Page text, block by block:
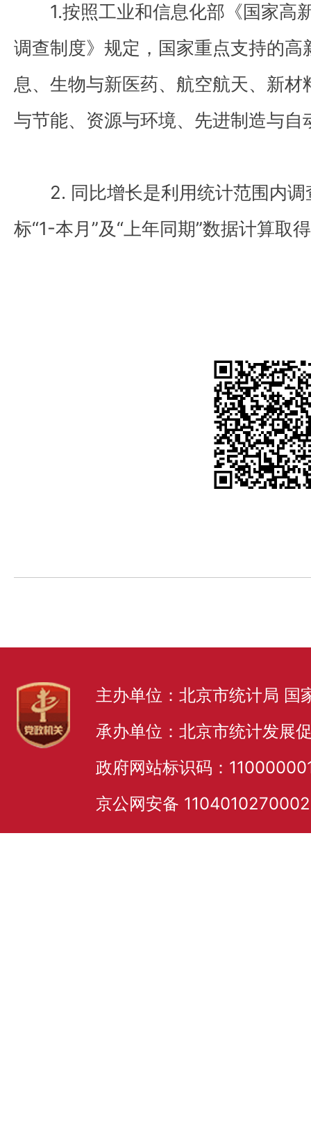
1.按照工业和信息化部《国家高
调查制度》规定，国家重点支持的高
息、生物与新医药、航空航天、新
与节能、资源与环境、先进制造与自
2. 同比增长是利用统计范围内
标“1-本月”及“上年同期”数据计算取
主办单位：北京市统计局 国
承办单位：北京市统计发展
政府网站标识码：
京公网安备